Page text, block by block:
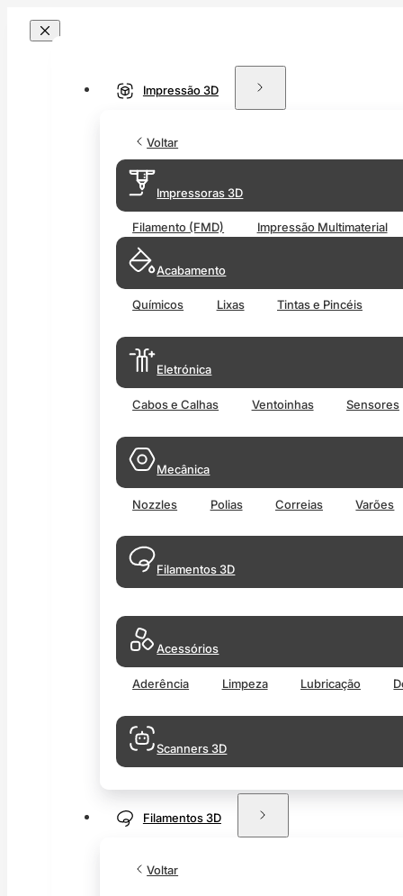
Impressão 3D
Voltar
Impressoras 3D
Filamento (FMD) Impressão Multimaterial
Acabamento
Químicos Lixas Tintas e Pincéis
Eletrónica
Cabos e Calhas Ventoinhas Sensores
Mecânica
Nozzles Polias Correias Varões
Filamentos 3D
Acessórios
Aderência Limpeza Lubricação
Scanners 3D
Filamentos 3D
Voltar